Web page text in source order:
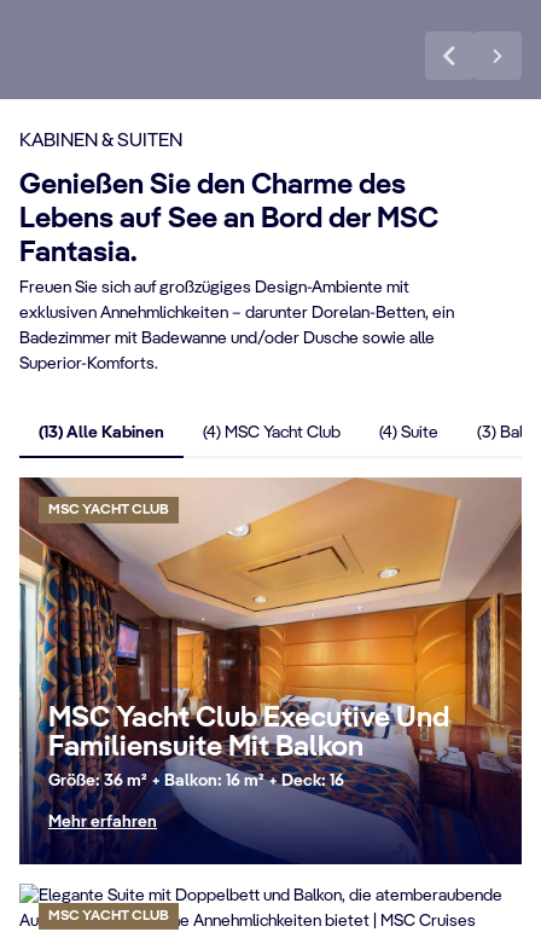
KABINEN & SUITEN
Genießen Sie den Charme des
Lebens auf See an Bord der MSC
Fantasia.
Freuen Sie sich auf großzügiges Design-Ambiente mit
exklusiven Annehmlichkeiten – darunter Dorelan-Betten, ein
Badezimmer mit Badewanne und/oder Dusche sowie alle
Superior-Komforts.
(13) Alle Kabinen (4) MSC Yacht Club (4) Suite (3)
MSC YACHT CLUB
MSC Yacht Club Executive Und
Familiensuite Mit Balkon
Größe: 36 m² + Balkon: 16 m² + Deck: 16
Mehr erfahren
MSC YACHT CLUB